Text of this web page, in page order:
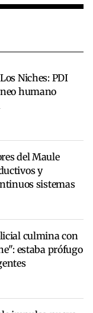
Niches: PDI
humano
del Maule
y
sistemas
culmina con
estaba prófugo